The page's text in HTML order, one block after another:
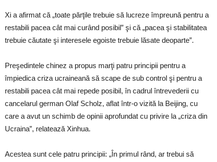
Xi a afirmat că „toate părţile trebuie să lucreze împreună pentru a
restabili pacea cât mai curând posibil” şi că „pacea şi stabilitatea
trebuie căutate şi interesele egoiste trebuie lăsate deoparte”.
Preşedintele chinez a propus marţi patru principii pentru a
împiedica criza ucraineană să scape de sub control şi pentru a
restabili pacea cât mai repede posibil, în cadrul întrevederii cu
cancelarul german Olaf Scholz, aflat într-o vizită la Beijing, cu
care a avut un schimb de opinii aprofundat cu privire la „criza din
Ucraina”, relatează Xinhua.
Acestea sunt cele patru principii: „În primul rând, ar trebui să